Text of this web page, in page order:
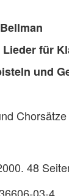
für
und
48